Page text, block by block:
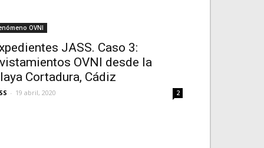
OVNI
JASS. Caso 3:
OVNI desde la
Cortadura, Cádiz
- 19 abril, 2020 2